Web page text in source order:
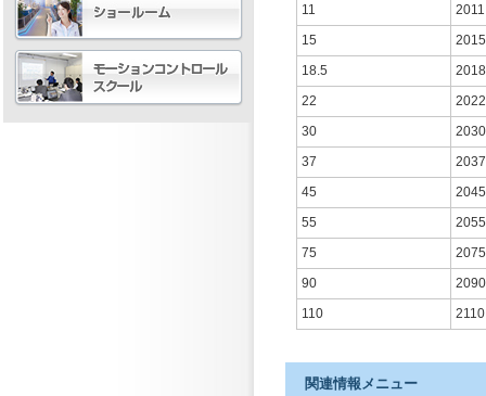
11
2011
15
2015
18.5
2018
22
2022
30
2030
37
2037
45
2045
55
2055
75
2075
90
2090
110
2110
関連情報メニュー